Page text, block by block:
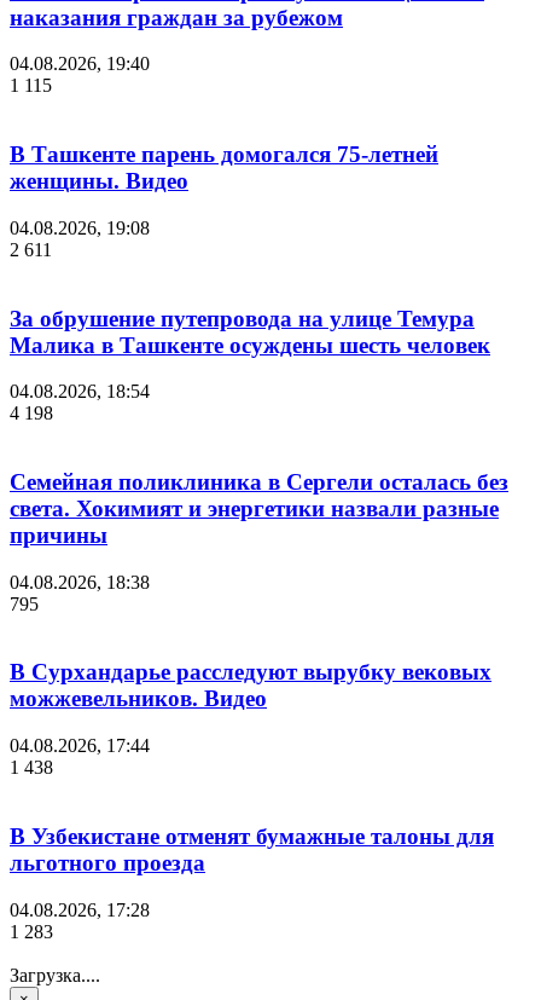
наказания граждан за рубежом
04.08.2026, 19:40
1 115
В Ташкенте парень домогался 75-летней
женщины. Видео
04.08.2026, 19:08
2 611
За обрушение путепровода на улице Темура
Малика в Ташкенте осуждены шесть человек
04.08.2026, 18:54
4 198
Семейная поликлиника в Сергели осталась без
света. Хокимият и энергетики назвали разные
причины
04.08.2026, 18:38
795
В Сурхандарье расследуют вырубку вековых
можжевельников. Видео
04.08.2026, 17:44
1 438
В Узбекистане отменят бумажные талоны для
льготного проезда
04.08.2026, 17:28
1 283
Загрузка....